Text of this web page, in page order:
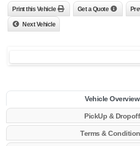
Get a Quote
Print this Vehicle
Next Vehicle
Vehicle Overview
PickUp & Dropoff
Terms &